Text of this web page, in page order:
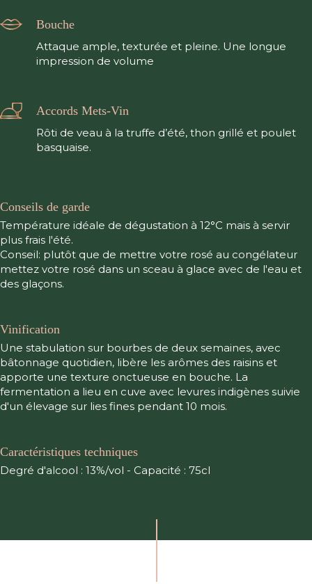
Bouche
Attaque ample, texturée et pleine. Une longue
impression de volume
Accords Mets-Vin
Rôti de veau à la truffe d’été, thon grillé et poulet
basquaise.
Conseils de garde
Température idéale de dégustation à 12°C mais à servir
plus frais l'été.
Conseil: plutôt que de mettre votre rosé au congélateur
mettez votre rosé dans un sceau à glace avec de l'eau et
des glaçons.
Vinification
Une stabulation sur bourbes de deux semaines, avec
bâtonnage quotidien, libère les arômes des raisins et
apporte une texture onctueuse en bouche. La
fermentation a lieu en cuve avec levures indigènes suivie
d'un élevage sur lies fines pendant 10 mois.
Caractéristiques techniques
Degré d'alcool : 13%/vol - Capacité : 75cl